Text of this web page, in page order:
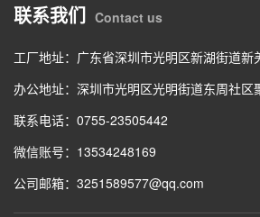
联系我们 Contact us
工厂地址：广东省深圳市光明区新湖街道新
办公地址：深圳市光明区光明街道东周社
联系电话：0755-23505442
微信账号：13534248169
公司邮箱：3251589577@qq.com